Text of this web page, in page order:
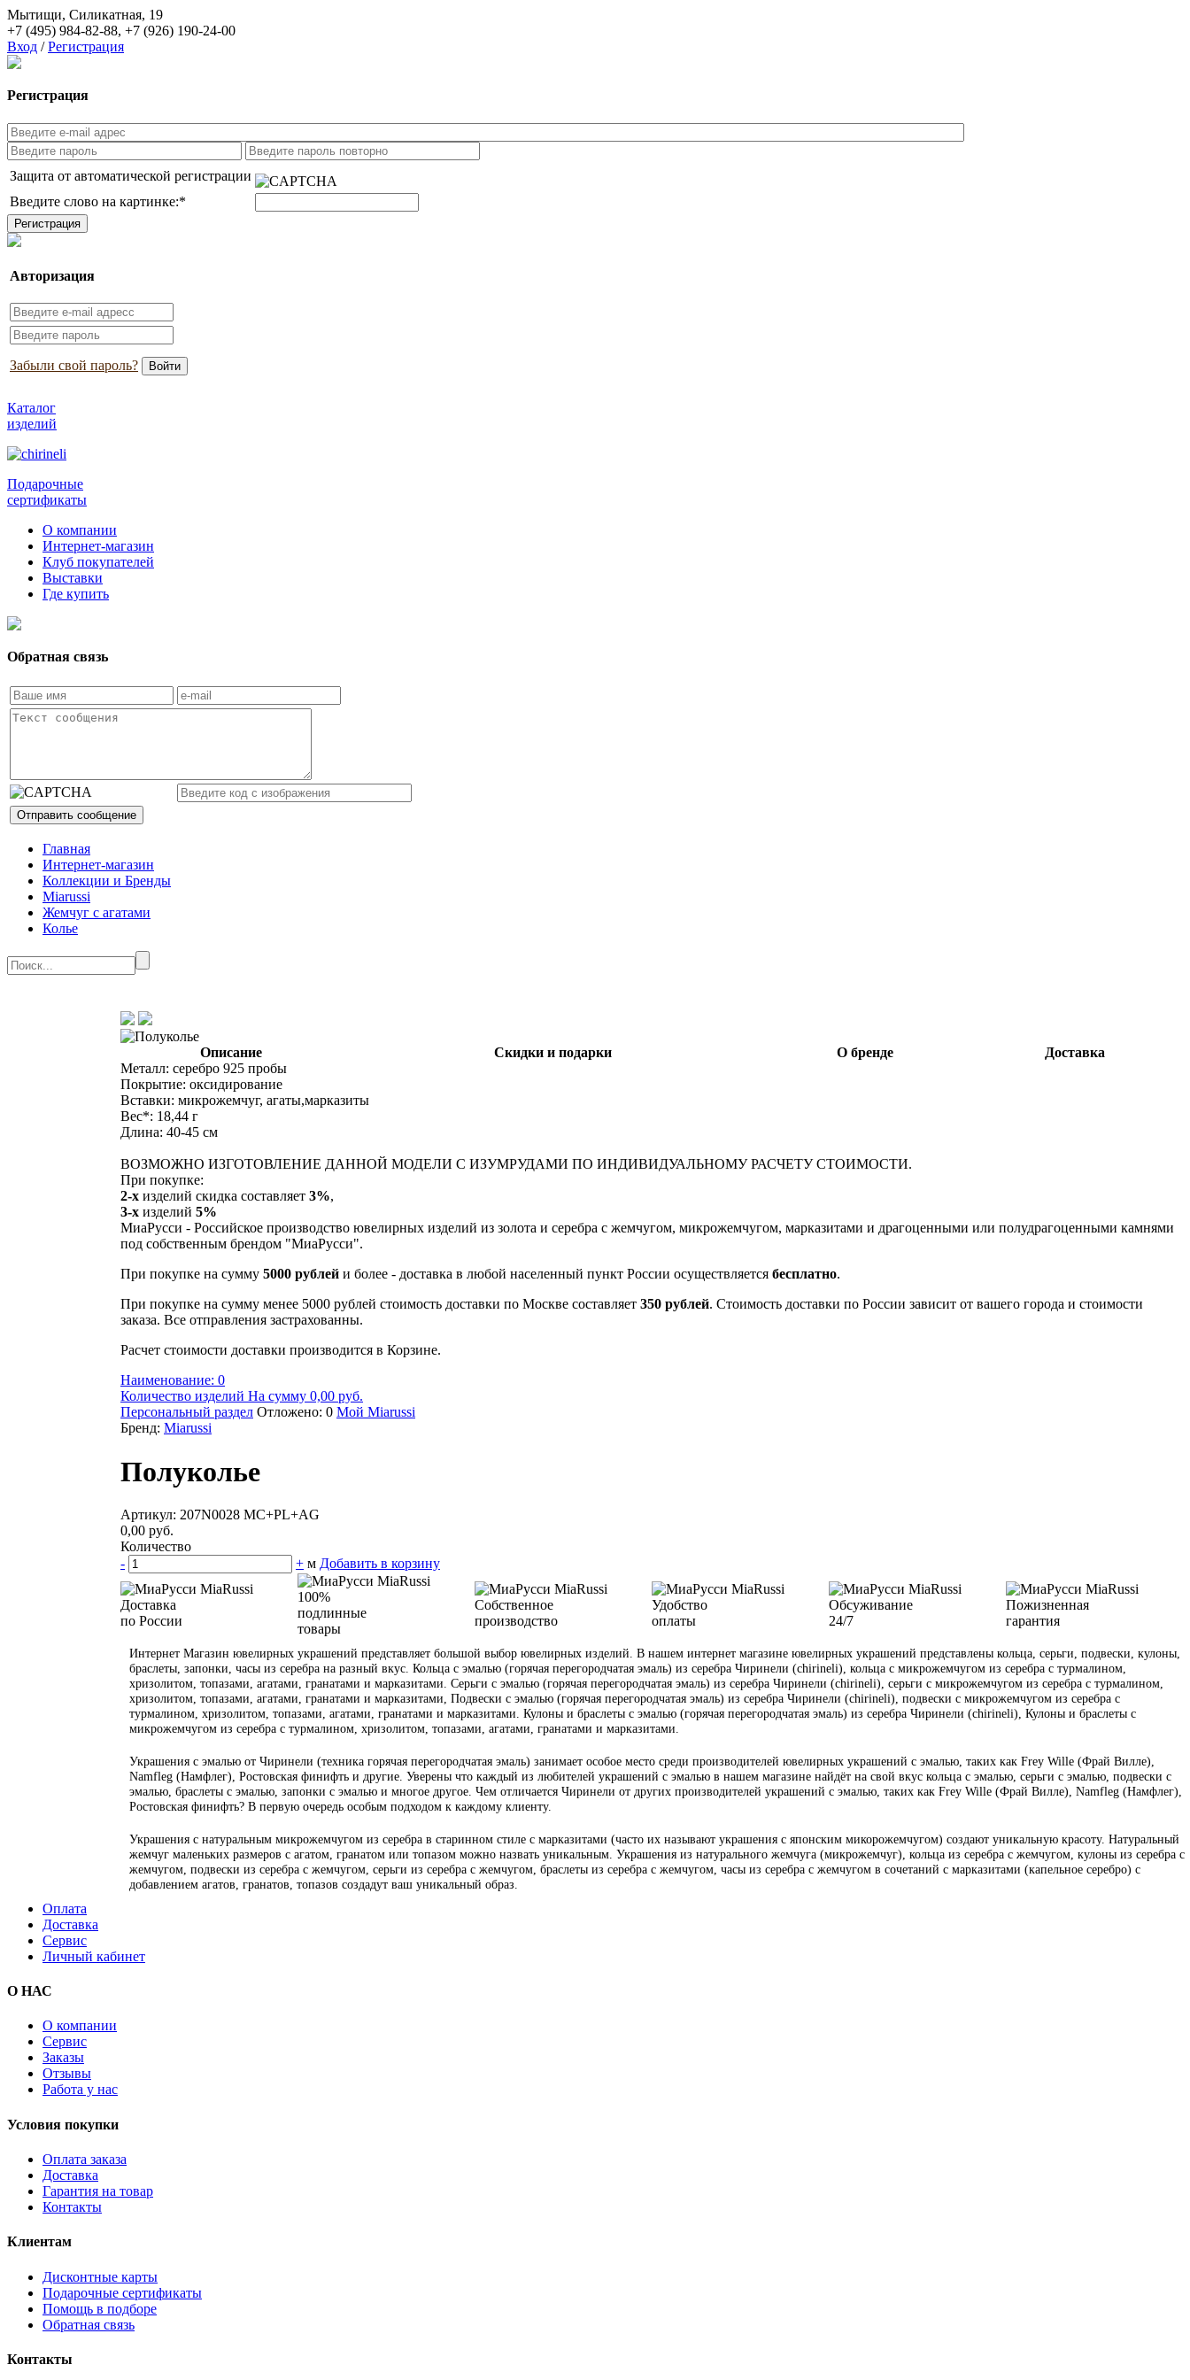
Мытищи, Силикатная, 19
+7 (495) 984-82-88, +7 (926) 190-24-00
Вход / Регистрация
Регистрация
Защита от автоматической регистрации
Введите слово на картинке:*
Авторизация
Забыли свой пароль?
Каталог
изделий
Подарочные
сертификаты
О компании
Интернет-магазин
Клуб покупателей
Выставки
Где купить
Обратная связь
Главная
Интернет-магазин
Коллекции и Бренды
Miarussi
Жемчуг с агатами
Колье
Описание Скидки и подарки О бренде
Доставка
Металл: серебро 925 пробы
Покрытие: оксидирование
Вставки: микрожемчуг, агаты,марказиты
Вес*: 18,44 г
Длина: 40-45 см
ВОЗМОЖНО ИЗГОТОВЛЕНИЕ ДАННОЙ МОДЕЛИ С ИЗУМРУДАМИ ПО ИНДИВИДУАЛЬНОМУ РАСЧЕТУ СТОИМОСТИ.
При покупке:
2-х изделий скидка составляет 3%,
3-х изделий 5%
МиаРусси - Российское производство ювелирных изделий из золота и серебра с жемчугом, микрожемчугом, марказитами и драгоценными или полудрагоценными камнями
под собственным брендом "МиаРусси".
При покупке на сумму 5000 рублей и более - доставка в любой населенный пункт России осуществляется бесплатно.
При покупке на сумму менее 5000 рублей стоимость доставки по Москве составляет 350 рублей. Стоимость доставки по России зависит от вашего города и стоимости
заказа. Все отправления застрахованны.
Расчет стоимости доставки производится в Корзине.
Наименование: 0
Количество изделий На сумму 0,00 руб.
Персональный раздел Отложено: 0 Мой Miarussi
Бренд: Miarussi
Полуколье
Артикул: 207N0028 MC+PL+AG
0,00 руб.
Количество
-
+ м Добавить в корзину
Доставка
по России
100%
подлинные
товары
Собственное
производство
Удобство
оплаты
Обсуживание
24/7
Пожизненная
гарантия
Интернет Магазин ювелирных украшений представляет большой выбор ювелирных изделий. В нашем интернет магазине ювелирных украшений представлены кольца, серьги, подвески, кулоны,
браслеты, запонки, часы из серебра на разный вкус. Кольца с эмалью (горячая перегородчатая эмаль) из серебра Чиринели (chirineli), кольца с микрожемчугом из серебра с турмалином,
хризолитом, топазами, агатами, гранатами и марказитами. Серьги с эмалью (горячая перегородчатая эмаль) из серебра Чиринели (chirineli), серьги с микрожемчугом из серебра с турмалином,
хризолитом, топазами, агатами, гранатами и марказитами, Подвески с эмалью (горячая перегородчатая эмаль) из серебра Чиринели (chirineli), подвески с микрожемчугом из серебра с
турмалином, хризолитом, топазами, агатами, гранатами и марказитами. Кулоны и браслеты с эмалью (горячая перегородчатая эмаль) из серебра Чиринели (chirineli), Кулоны и браслеты с
микрожемчугом из серебра с турмалином, хризолитом, топазами, агатами, гранатами и марказитами.
Украшения с эмалью от Чиринели (техника горячая перегородчатая эмаль) занимает особое место среди производителей ювелирных украшений с эмалью, таких как Frey Wille (Фрай Вилле),
Namfleg (Намфлег), Ростовская финифть и другие. Уверены что каждый из любителей украшений с эмалью в нашем магазине найдёт на свой вкус кольца с эмалью, серьги с эмалью, подвески с
эмалью, браслеты с эмалью, запонки с эмалью и многое другое. Чем отличается Чиринели от других производителей украшений с эмалью, таких как Frey Wille (Фрай Вилле), Namfleg (Намфлег),
Ростовская финифть? В первую очередь особым подходом к каждому клиенту.
Украшения с натуральным микрожемчугом из серебра в старинном стиле с марказитами (часто их называют украшения с японским микорожемчугом) создают уникальную красоту. Натуральный
жемчуг маленьких размеров с агатом, гранатом или топазом можно назвать уникальным. Украшения из натурального жемчуга (микрожемчуг), кольца из серебра с жемчугом, кулоны из серебра с
жемчугом, подвески из серебра с жемчугом, серьги из серебра с жемчугом, браслеты из серебра с жемчугом, часы из серебра с жемчугом в сочетаний с марказитами (капельное серебро) с
добавлением агатов, гранатов, топазов создадут ваш уникальный образ.
Оплата
Доставка
Сервис
Личный кабинет
О НАС
О компании
Сервис
Заказы
Отзывы
Работа у нас
Условия покупки
Оплата заказа
Доставка
Гарантия на товар
Контакты
Клиентам
Дисконтные карты
Подарочные сертификаты
Помощь в подборе
Обратная связь
Контакты